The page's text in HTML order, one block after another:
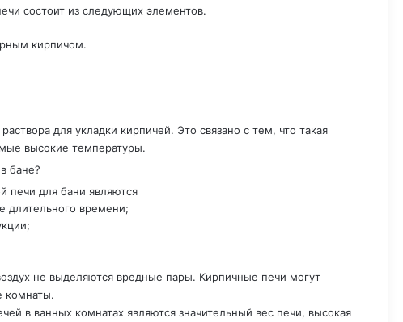
состоит из следующих элементов.
кирпичом.
для укладки кирпичей. Это связано с тем, что такая
высокие температуры.
печи для бани являются
длительного времени;
не выделяются вредные пары. Кирпичные печи могут
комнаты.
в ванных комнатах являются значительный вес печи, высокая